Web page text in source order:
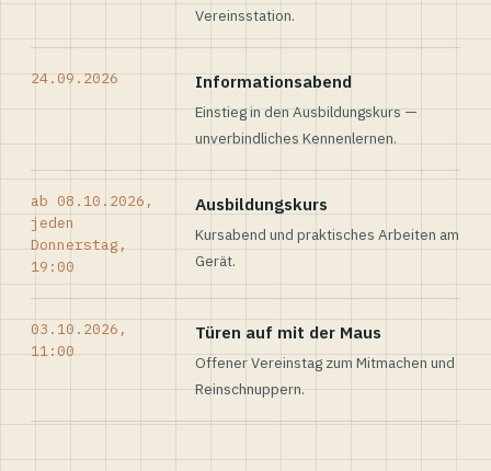
Vereinsstation.
24.09.2026 Informationsabend
Einstieg in den Ausbildungskurs —
unverbindliches Kennenlernen.
ab 08.10.2026,
jeden
Donnerstag,
19:00
Ausbildungskurs
Kursabend und praktisches Arbeiten am
Gerät.
03.10.2026,
11:00
Türen auf mit der Maus
Offener Vereinstag zum Mitmachen und
Reinschnuppern.